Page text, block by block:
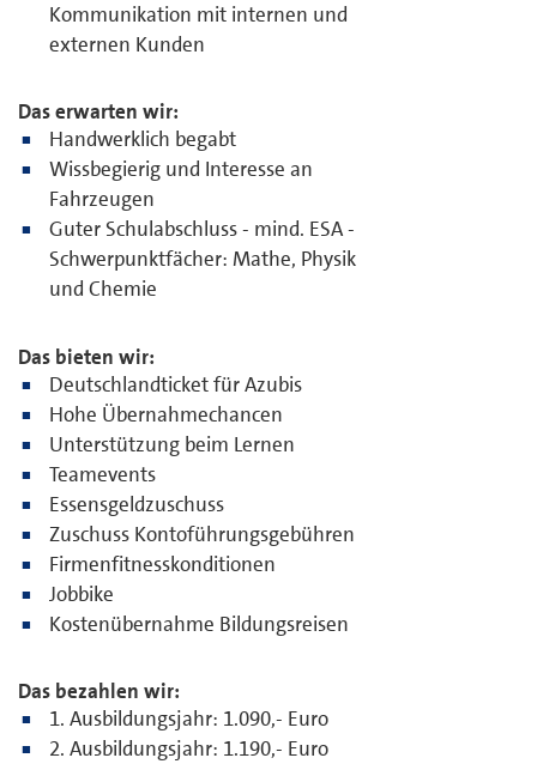
Kommunikation mit internen und
externen Kunden
Das erwarten wir:
Handwerklich begabt
Wissbegierig und Interesse an
Fahrzeugen
Guter Schulabschluss - mind. ESA -
Schwerpunktfächer: Mathe, Physik
und Chemie
Das bieten wir:
Deutschlandticket für Azubis
Hohe Übernahmechancen
Unterstützung beim Lernen
Teamevents
Essensgeldzuschuss
Zuschuss Kontoführungsgebühren
Firmenfitnesskonditionen
Jobbike
Kostenübernahme Bildungsreisen
Das bezahlen wir:
1. Ausbildungsjahr: 1.090,- Euro
2. Ausbildungsjahr: 1.190,- Euro